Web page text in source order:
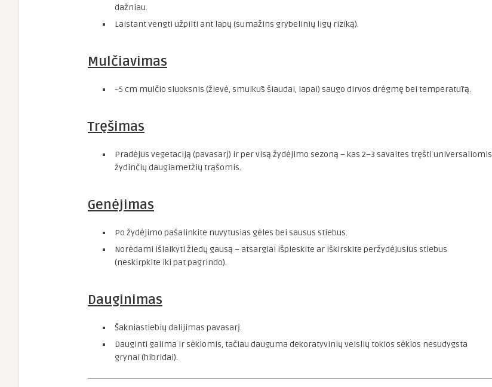
dažniau.
Laistant vengti užpilti ant lapų (sumažins grybelinių ligų riziką).
Mulčiavimas
~5 cm mulčio sluoksnis (žievė, smulkūs šiaudai, lapai) saugo dirvos drėgmę bei temperatūrą.
Tręšimas
Pradėjus vegetaciją (pavasarį) ir per visą žydėjimo sezoną – kas 2–3 savaites tręšti universaliomis
žydinčių daugiametžių trąšomis.
Genėjimas
Po žydėjimo pašalinkite nuvytusias gėles bei sausus stiebus.
Norėdami išlaikyti žiedų gausą – atsargiai išpieskite ar iškirskite peržydėjusius stiebus
(neskirpkite iki pat pagrindo).
Dauginimas
Šakniastiebių dalijimas pavasarį.
Dauginti galima ir sėklomis, tačiau dauguma dekoratyvinių veislių tokios sėklos nesudygsta
grynai (hibridai).